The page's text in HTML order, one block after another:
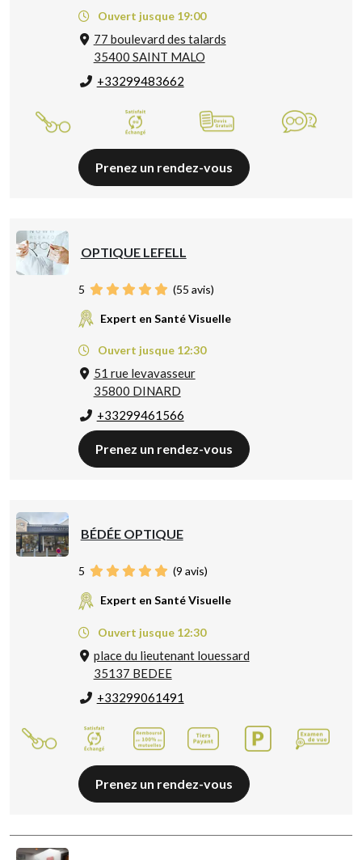
Ouvert jusque 19:00
77 boulevard des talards
35400 SAINT MALO
+33299483662
Prenez un rendez-vous
OPTIQUE LEFELL
5 (55 avis)
Expert en Santé Visuelle
Ouvert jusque 12:30
51 rue levavasseur
35800 DINARD
+33299461566
Prenez un rendez-vous
BÉDÉE OPTIQUE
5 (9 avis)
Expert en Santé Visuelle
Ouvert jusque 12:30
place du lieutenant louessard
35137 BEDEE
+33299061491
Prenez un rendez-vous